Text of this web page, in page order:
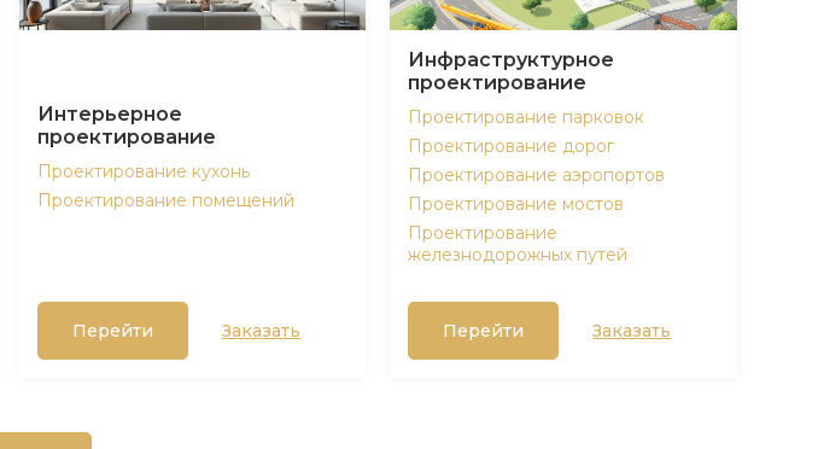
Интерьерное
проектирование
Проектирование кухонь
Проектирование помещений
Перейти Заказать
Инфраструктурное
проектирование
Проектирование парковок
Проектирование дорог
Проектирование аэропортов
Проектирование мостов
Проектирование
железнодорожных путей
Перейти Заказать